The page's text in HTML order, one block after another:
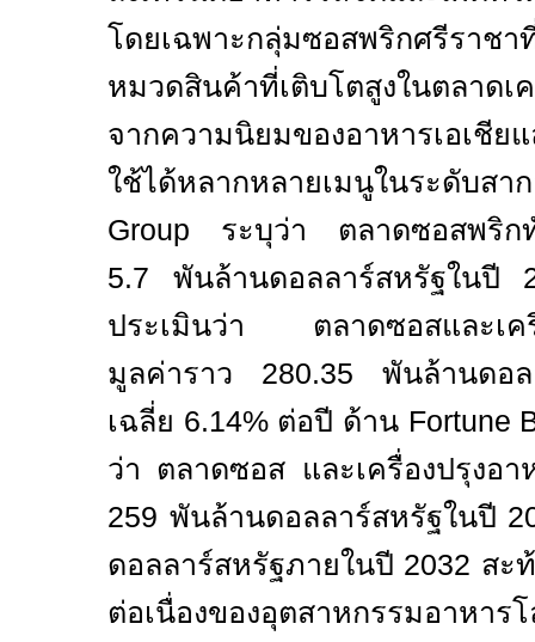
โดยเฉพาะกลุ่มซอสพริกศรีราชา
หมวดสินค้าที่เติบโตสูงในตลาดเ
จากความนิยมของอาหารเอเชีย
ใช้ได้หลากหลายเมนูในระดับส
Group ระบุว่า ตลาดซอสพริก
5.7 พันล้านดอลลาร์สหรัฐใน
ประเมินว่า ตลาดซอสและเครื่
มูลค่าราว 280.35 พันล้านดอ
เฉลี่ย 6.14% ต่อปี ด้าน Fortune
ว่า ตลาดซอส และเครื่องปรุงอา
259 พันล้านดอลลาร์สหรัฐในปี
ดอลลาร์สหรัฐภายในปี 2032 สะ
ต่อเนื่องของอุตสาหกรรมอาห